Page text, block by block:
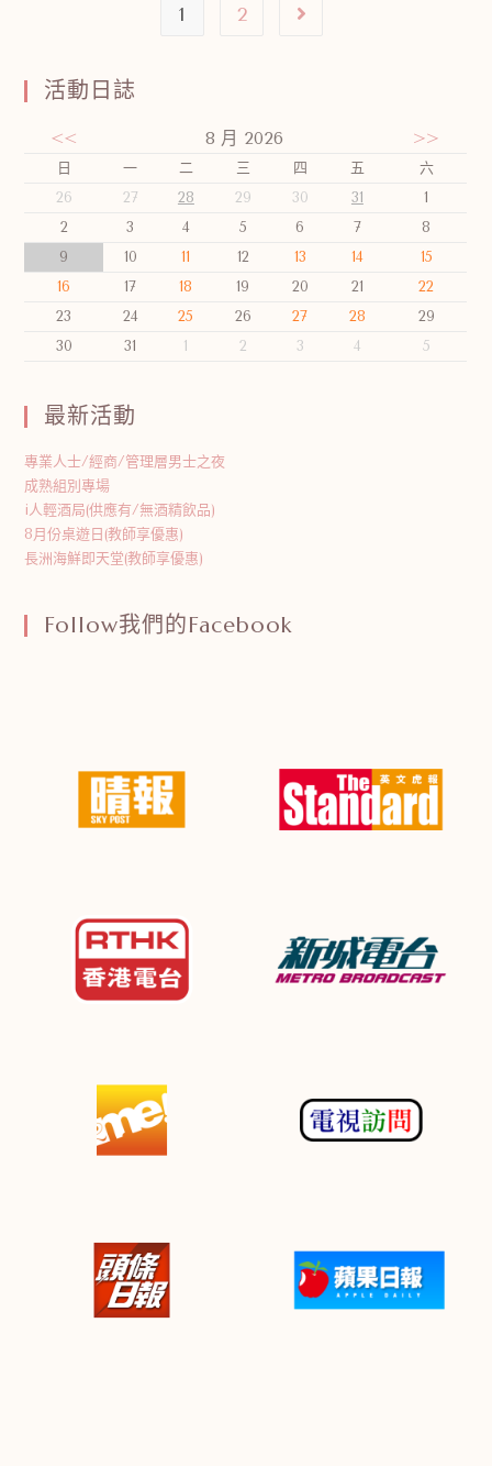
1 2
活動日誌
<< 8 月 2026 >>
日 一 二 三 四 五
六
26
27 28 29 30 31
1
2
3 4 5 6 7
8
9
10 11 12 13 14
15
16
17 18 19 20 21
22
23
24 25 26 27 28
29
30
31 1 2 3 4 5
最新活動
專業人士/經商/管理層男士之夜
成熟組別專場
i人輕酒局(供應有/無酒精飲品)
8月份桌遊日(教師享優惠)
長洲海鮮即天堂(教師享優惠)
Follow我們的Facebook